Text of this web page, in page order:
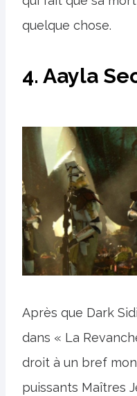
quelque chose.
4. Aayla
Après que Dark
dans « La
droit à un bref
puissants Maîtres